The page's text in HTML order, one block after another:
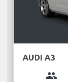
AUDI A3
group